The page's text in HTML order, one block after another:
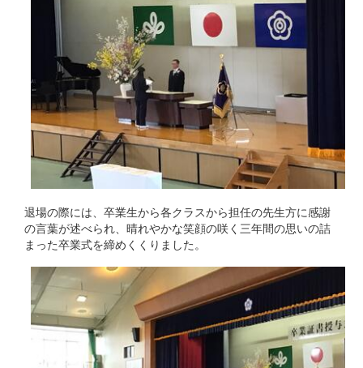
退場の際には、卒業生から各クラスから担任の先生方に感謝
の言葉が述べられ、晴れやかな笑顔の咲く三年間の思いの詰
まった卒業式を締めくくりました。